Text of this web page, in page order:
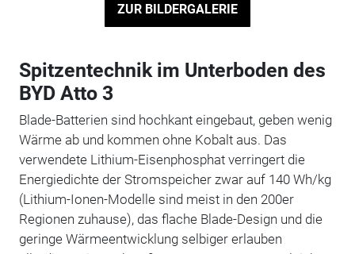
ZUR BILDERGALERIE
Spitzentechnik im Unterboden des
BYD Atto 3
Blade-Batterien sind hochkant eingebaut, geben wenig
Wärme ab und kommen ohne Kobalt aus. Das
verwendete Lithium-Eisenphosphat verringert die
Energiedichte der Stromspeicher zwar auf 140 Wh/kg
(Lithium-Ionen-Modelle sind meist in den 200er
Regionen zuhause), das flache Blade-Design und die
geringe Wärmeentwicklung selbiger erlauben